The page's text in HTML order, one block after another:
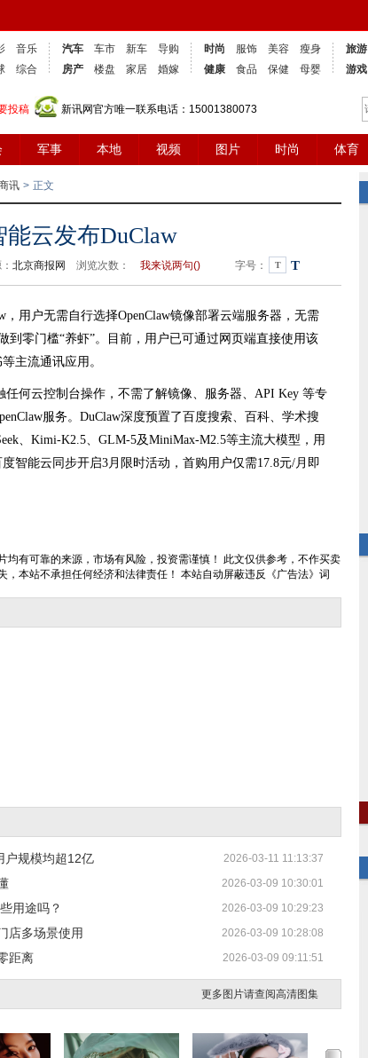
音乐
综合
汽车 车市 新车
导购
房产
楼盘 家居 婚嫁
时尚 服饰 美容
瘦身
健康
食品 保健 母婴
旅游
游戏
投稿 新讯网官方唯一联系电话：15001380073
军事 本地 视频 图片 时尚 体育
讯 > 正文
能云发布DuClaw
北京商报网 浏览次数： 我来说两句() 字号： T T
用户无需自行选择OpenClaw镜像部署云端服务器，无需
到零门槛“养虾”。目前，用户已可通过网页端直接使用该
主流通讯应用。
何云控制台操作，不需了解镜像、服务器、API Key 等专
服务。DuClaw深度预置了百度搜索、百科、学术搜
、Kimi-K2.5、GLM-5及MiniMax-M2.5等主流大模型，用
智能云同步开启3月限时活动，首购用户仅需17.8元/月即
均有可靠的来源，市场有风险，投资需谨慎！ 此文仅供参考，不作买卖
本站不承担任何经济和法律责任！ 本站自动屏蔽违反《广告法》词
户规模均超12亿 2026-03-11 11:13:37
2026-03-09 10:30:01
用途吗？ 2026-03-09 10:29:23
店多场景使用 2026-03-09 10:28:08
距离 2026-03-09 09:11:51
更多图片请查阅高清图集